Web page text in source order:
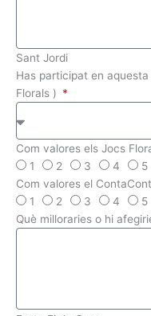
Sant Jordi
Has participat en
Florals )
Com valores els Jocs
1
2 3 4 5
Com valores el
1
2 3 4 5
Què milloraries o hi